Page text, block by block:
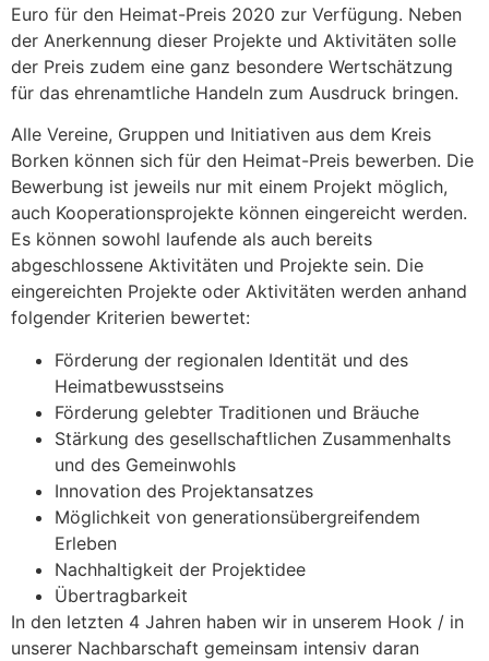
Euro für den Heimat-Preis 2020 zur Verfügung. Neben
der Anerkennung dieser Projekte und Aktivitäten solle
der Preis zudem eine ganz besondere Wertschätzung
für das ehrenamtliche Handeln zum Ausdruck bringen.
Alle Vereine, Gruppen und Initiativen aus dem Kreis
Borken können sich für den Heimat-Preis bewerben. Die
Bewerbung ist jeweils nur mit einem Projekt möglich,
auch Kooperationsprojekte können eingereicht werden.
Es können sowohl laufende als auch bereits
abgeschlossene Aktivitäten und Projekte sein. Die
eingereichten Projekte oder Aktivitäten werden anhand
folgender Kriterien bewertet:
Förderung der regionalen Identität und des
Heimatbewusstseins
Förderung gelebter Traditionen und Bräuche
Stärkung des gesellschaftlichen Zusammenhalts
und des Gemeinwohls
Innovation des Projektansatzes
Möglichkeit von generationsübergreifendem
Erleben
Nachhaltigkeit der Projektidee
Übertragbarkeit
In den letzten 4 Jahren haben wir in unserem Hook / in
unserer Nachbarschaft gemeinsam intensiv daran